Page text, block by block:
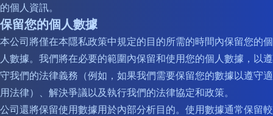
的個人資訊。
保留您的個人數據
本公司將僅在本隱私政策中規定的目的所需的時間內保留您的個
人數據。我們將在必要的範圍內保留和使用您的個人數據，以遵
守我們的法律義務（例如，如果我們需要保留您的數據以遵守適
用法律）、解決爭議以及執行我們的法律協定和政策。
公司還將保留使用數據用於內部分析目的。使用數據通常保留較